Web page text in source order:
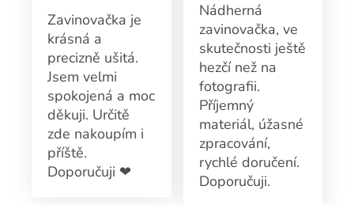
Zavinovačka je
krásná a
precizně ušitá.
Jsem velmi
spokojená a moc
děkuji. Určitě
zde nakoupím i
příště.
Doporučuji ❤
Nádherná
zavinovačka, ve
skutečnosti ještě
hezčí než na
fotografii.
Příjemný
materiál, úžasné
zpracování,
rychlé doručení.
Doporučuji.